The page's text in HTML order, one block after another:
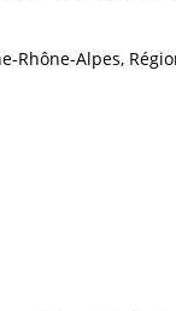
Rhône-Alpes,